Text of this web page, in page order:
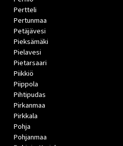
Pertteli
Pertunmaa
Petäjävesi
Pieksämäki
Pielavesi
Pietarsaari
Piikkiö
Piippola
Pihtipudas
Pirkanmaa
Pirkkala
Pohja
Pohjanmaa